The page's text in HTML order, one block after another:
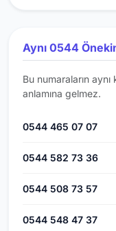
Aynı 0544
Bu numaraların
anlamına gelmez.
0544 465 07 07
0544 582 73 36
0544 508 73 57
0544 548 47 37